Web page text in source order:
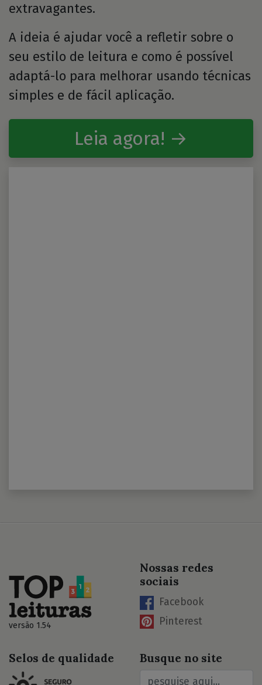
extravagantes.
A ideia é ajudar você a refletir sobre o
seu estilo de leitura e como é possível
adaptá-lo para melhorar usando técnicas
simples e de fácil aplicação.
Leia agora! →
versão 1.54
Nossas redes
sociais
Facebook
Pinterest
Selos de qualidade Busque no site